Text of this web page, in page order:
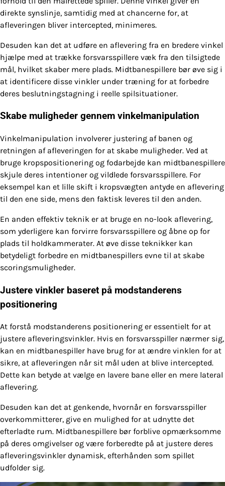
direkte synslinje, samtidig med at chancerne for, at
afleveringen bliver intercepted, minimeres.
Desuden kan det at udføre en aflevering fra en bredere vinkel
hjælpe med at trække forsvarsspillere væk fra den tilsigtede
mål, hvilket skaber mere plads. Midtbanespillere bør øve sig i
at identificere disse vinkler under træning for at forbedre
deres beslutningstagning i reelle spilsituationer.
Skabe muligheder gennem vinkelmanipulation
Vinkelmanipulation involverer justering af banen og
retningen af afleveringen for at skabe muligheder. Ved at
bruge kropspositionering og fodarbejde kan midtbanespillere
skjule deres intentioner og vildlede forsvarsspillere. For
eksempel kan et lille skift i kropsvægten antyde en aflevering
til den ene side, mens den faktisk leveres til den anden.
En anden effektiv teknik er at bruge en no-look aflevering,
som yderligere kan forvirre forsvarsspillere og åbne op for
plads til holdkammerater. At øve disse teknikker kan
betydeligt forbedre en midtbanespillers evne til at skabe
scoringsmuligheder.
Justere vinkler baseret på modstanderens
positionering
At forstå modstanderens positionering er essentielt for at
justere afleveringsvinkler. Hvis en forsvarsspiller nærmer sig,
kan en midtbanespiller have brug for at ændre vinklen for at
sikre, at afleveringen når sit mål uden at blive intercepted.
Dette kan betyde at vælge en lavere bane eller en mere lateral
aflevering.
Desuden kan det at genkende, hvornår en forsvarsspiller
overkommitterer, give en mulighed for at udnytte det
efterladte rum. Midtbanespillere bør forblive opmærksomme
på deres omgivelser og være forberedte på at justere deres
afleveringsvinkler dynamisk, efterhånden som spillet
udfolder sig.